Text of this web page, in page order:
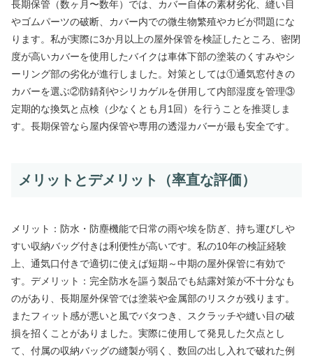
長期保管（数ヶ月〜数年）では、カバー自体の素材劣化、縫い目
やゴムパーツの破断、カバー内での微生物繁殖やカビが問題にな
ります。私が実際に3か月以上の屋外保管を検証したところ、密閉
度が高いカバーを使用したバイクは車体下部の塗装のくすみやシ
ーリング部の劣化が進行しました。対策としては①通気窓付きの
カバーを選ぶ②防錆剤やシリカゲルを併用して内部湿度を管理③
定期的な換気と点検（少なくとも月1回）を行うことを推奨しま
す。長期保管なら屋内保管や専用の透湿カバーが最も安全です。
メリットとデメリット（率直な評価）
メリット：防水・防塵機能で日常の雨や埃を防ぎ、持ち運びしや
すい収納バッグ付きは利便性が高いです。私の10年の検証経験
上、通気口付きで適切に使えば短期～中期の屋外保管に有効で
す。デメリット：完全防水を謳う製品でも結露対策が不十分なも
のがあり、長期屋外保管では塗装や金属部のリスクが残ります。
またフィット感が悪いと風でバタつき、スクラッチや縫い目の破
損を招くことがありました。実際に使用して発見した欠点とし
て、付属の収納バッグの縫製が弱く、数回の出し入れで破れた例